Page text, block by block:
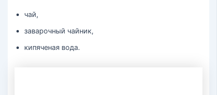
чай,
заварочный чайник,
кипяченая вода.